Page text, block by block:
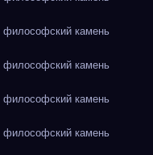
камень
камень
камень
камень